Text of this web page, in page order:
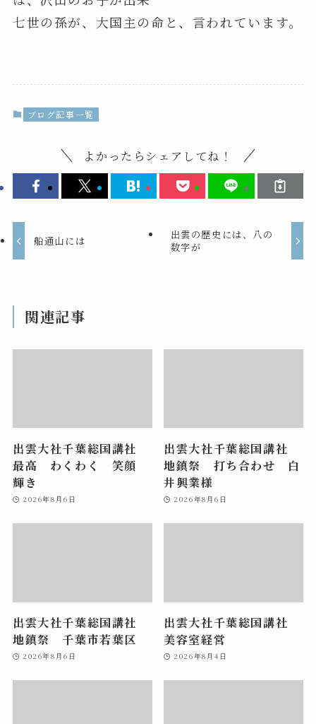
七世の孫が、大国主の命と、言われています。
ブログ記事一覧
よかったらシェアしてね！
船通山には
出雲の歴史には、八の
数字が
関連記事
出雲大社千葉総国講社
最高 わくわく 笑顔
輝き
2026年8月6日
出雲大社千葉総国講社
地鎮祭 打ち合わせ 白
井興業様
2026年8月6日
出雲大社千葉総国講社
地鎮祭 千葉市若葉区
2026年8月6日
出雲大社千葉総国講社
美容室経営
2026年8月4日